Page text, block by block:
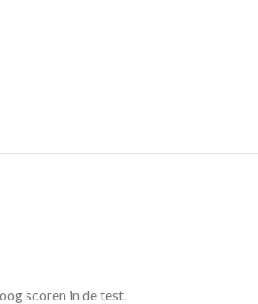
scoren in de test.